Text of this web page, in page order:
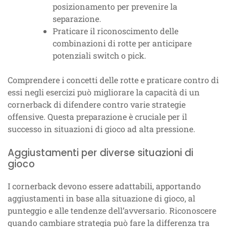
posizionamento per prevenire la
separazione.
Praticare il riconoscimento delle
combinazioni di rotte per anticipare
potenziali switch o pick.
Comprendere i concetti delle rotte e praticare contro di
essi negli esercizi può migliorare la capacità di un
cornerback di difendere contro varie strategie
offensive. Questa preparazione è cruciale per il
successo in situazioni di gioco ad alta pressione.
Aggiustamenti per diverse situazioni di
gioco
I cornerback devono essere adattabili, apportando
aggiustamenti in base alla situazione di gioco, al
punteggio e alle tendenze dell’avversario. Riconoscere
quando cambiare strategia può fare la differenza tra